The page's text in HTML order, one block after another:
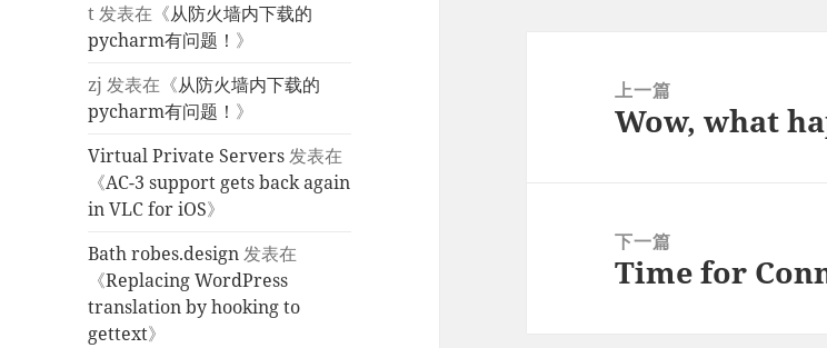
t发表在《从防火墙内下载的
pycharm有问题！ 》
zj 发表在《从防火墙内下载的
pycharm有问题！ 》
Virtual Private Servers发表在
《AC-3 support gets back again
in VLC for iOS》
Bath robes.design发表在
《Replacing WordPress
translation by hooking to
gettext》
上一篇
上
Wow, what
下一篇
下
Time for